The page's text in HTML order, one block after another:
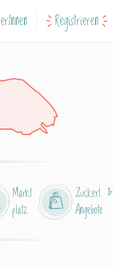
Registrieren
Markt
platz
Zuckerl &
Angebote